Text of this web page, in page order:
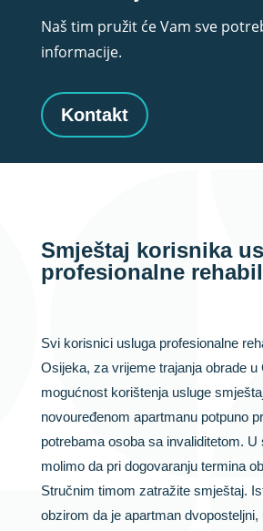
Naš tim pružit će Vam sve
informacije.
Kontakt
Smještaj korisnika
profesionalne
Svi korisnici usluga profesionalne
Osijeka, za vrijeme trajanja obrade u
mogućnost korištenja usluge
novouređenom apartmanu potpuno
potrebama osoba sa invaliditetom. U
molimo da pri dogovaranju termina
Stručnim timom zatražite smještaj.
obzirom da je apartman dvoposteljni,